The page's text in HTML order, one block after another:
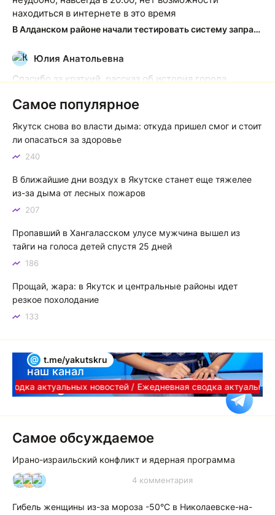
находиться в интернете в это время
В Алданском районе начали тестировать систему заправки по QR-кодам
Ю
Юлия Анатольевна
Спасибо за краткий, рассказ об история города
Якутск сквозь века: от острога до столицы республики
К
Котя злой
Зной в Сибири, тем более в Якутске. Никакой это не
тем более говорить не приходиться. Не зря даже в
песнях поют…
Самое популярное
Якутск снова во власти дыма: откуда пришел смог и стоит
ли опасаться за здоровье
240
В ближайшие дни воздух в Якутске станет еще тяжелее
из-за дыма от лесных пожаров
207
Пропавший в Хангаласском улусе мужчина вышел из
тайги на голоса детей спустя 25 дней
186
Прощай, жара: в Якутск и центральные районы идет
резкое похолодание
133
наш канал
Telegram
@ t.me/yakutskru
актуальных новостей / Ежедневная сводка актуальных
Самое обсуждаемое
Ирано-израильский конфликт и ядерная программа
И А А 4 комментария
Гибель женщины из-за мороза -50°C в Николаевске-на-